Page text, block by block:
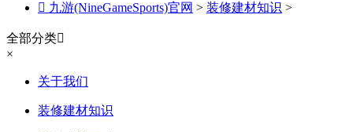
 九游(NineGameSports)官网 > 装修建材知识 >
全部分类
×
关于我们
装修建材知识